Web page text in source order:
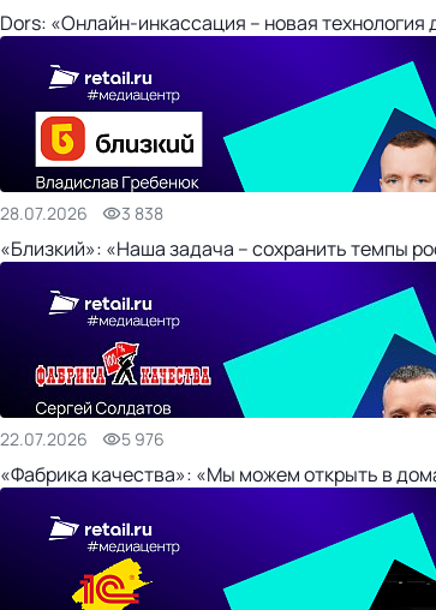
Dors: «Онлайн-инкассация – новая технология
28.07.2026 3 838
«Близкий»: «Наша задача – сохранить темпы
22.07.2026 5 976
«Фабрика качества»: «Мы можем открыть в